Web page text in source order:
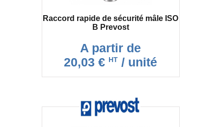
Raccord rapide de sécurité mâle ISO
B Prevost
A partir de
20,03 € HT / unité